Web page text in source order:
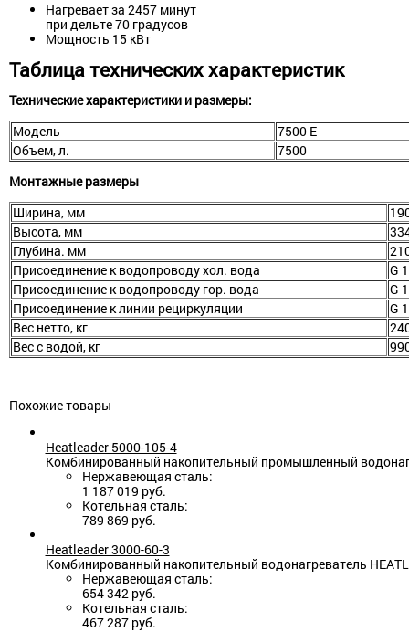
Нагревает за 2457 минут
при дельте 70 градусов
Мощность 15 кВт
Таблица технических характеристик
Технические характеристики и размеры:
Модель
7500 E
Объем, л.
7500
Монтажные размеры
Ширина, мм
Высота, мм
Глубина. мм
Присоединение к водопроводу хол. вода
G
Присоединение к водопроводу гор. вода
G
Присоединение к линии рециркуляции
G 1
Вес нетто, кг
Вес с водой, кг
Похожие товары
Heatleader 5000-105-4
Комбинированный накопительный промышленный
Нержавеющая сталь:
1 187 019 руб.
Котельная сталь:
789 869 руб.
Heatleader 3000-60-3
Комбинированный накопительный водонагреватель
Нержавеющая сталь:
654 342 руб.
Котельная сталь:
467 287 руб.